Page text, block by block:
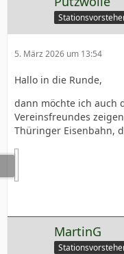
5. März 2026 um 13:54
Hallo in die Runde,
dann möchte ich auch
Vereinsfreundes
Thüringer Eisenbahn,
MartinG